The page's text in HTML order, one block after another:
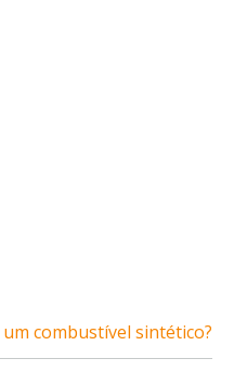
combustível sintético?